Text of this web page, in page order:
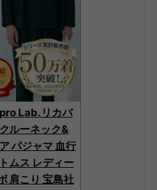
Lab. リカバ
ルーネック&
パジャマ 血行
ムス レディー
肩こり 宝島社